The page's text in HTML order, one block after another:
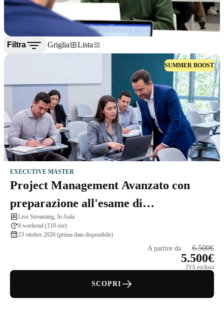
Filtra Griglia Lista
SUMMER BOOST
EXECUTIVE MASTER
Project Management Avanzato con
preparazione all'esame di
certificazione PMP®
Live Streaming, In Aula
8 weekend (110 ore)
23 ottobre 2026 (prima data disponibile)
A partire da 6.500€
5.500€
IVA esclusa
SCOPRI